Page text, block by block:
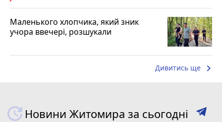
Маленького хлопчика, який зник
учора ввечері, розшукали
Дивитись ще keyboard_arrow_right
Новини Житомира за сьогодні